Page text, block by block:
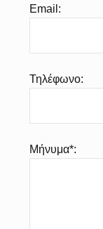
Email:
Τηλέφωνο:
Μήνυμα*: